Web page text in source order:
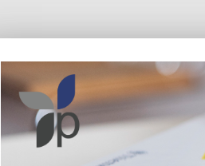
Osteopathie
Natürlich Schmerzfrei